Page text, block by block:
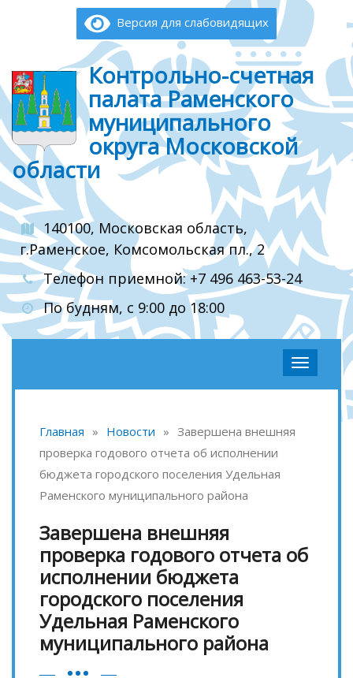
Версия для слабовидящих
Контрольно-счетная
палата Раменского
муниципального
округа Московской
области
140100, Московская область,
г.Раменское, Комсомольская пл., 2
Телефон приемной: +7 496 463-53-24
По будням, с 9:00 до 18:00
Главная » Новости » Завершена внешняя
проверка годового отчета об исполнении
бюджета городского поселения Удельная
Раменского муниципального района
Завершена внешняя
проверка годового отчета об
исполнении бюджета
городского поселения
Удельная Раменского
муниципального района